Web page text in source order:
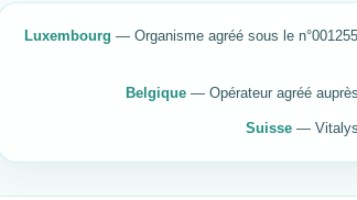
Luxembourg — Organisme agréé sous le
Belgique— Opérateur agréé
Suisse— Vitalys